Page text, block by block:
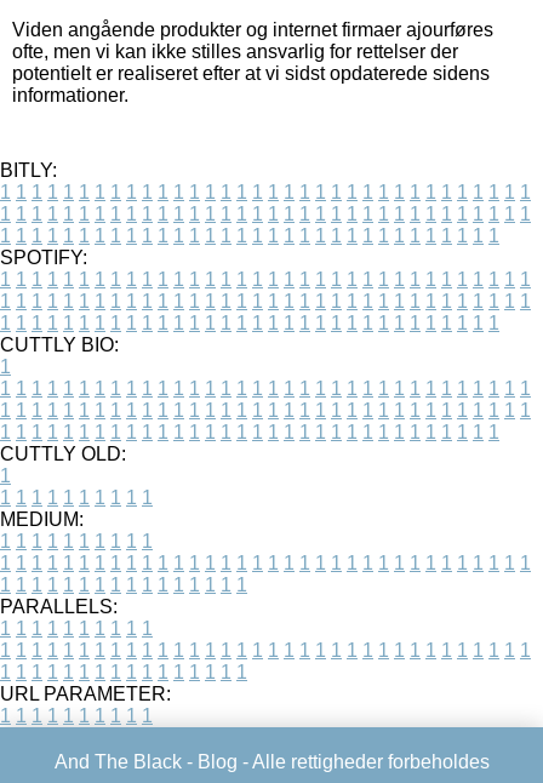
Viden angående produkter og internet firmaer ajourføres
ofte, men vi kan ikke stilles ansvarlig for rettelser der
potentielt er realiseret efter at vi sidst opdaterede sidens
informationer.
BITLY:
1 1 1 1 1 1 1 1 1 1 1 1 1 1 1 1 1 1 1 1 1 1 1 1 1 1 1 1 1 1 1 1 1 1
1 1 1 1 1 1 1 1 1 1 1 1 1 1 1 1 1 1 1 1 1 1 1 1 1 1 1 1 1 1 1 1 1 1
1 1 1 1 1 1 1 1 1 1 1 1 1 1 1 1 1 1 1 1 1 1 1 1 1 1 1 1 1 1 1 1
SPOTIFY:
1 1 1 1 1 1 1 1 1 1 1 1 1 1 1 1 1 1 1 1 1 1 1 1 1 1 1 1 1 1 1 1 1 1
1 1 1 1 1 1 1 1 1 1 1 1 1 1 1 1 1 1 1 1 1 1 1 1 1 1 1 1 1 1 1 1 1 1
1 1 1 1 1 1 1 1 1 1 1 1 1 1 1 1 1 1 1 1 1 1 1 1 1 1 1 1 1 1 1 1
CUTTLY BIO:
1
1 1 1 1 1 1 1 1 1 1 1 1 1 1 1 1 1 1 1 1 1 1 1 1 1 1 1 1 1 1 1 1 1 1
1 1 1 1 1 1 1 1 1 1 1 1 1 1 1 1 1 1 1 1 1 1 1 1 1 1 1 1 1 1 1 1 1 1
1 1 1 1 1 1 1 1 1 1 1 1 1 1 1 1 1 1 1 1 1 1 1 1 1 1 1 1 1 1 1 1
CUTTLY OLD:
1
1 1 1 1 1 1 1 1 1 1
MEDIUM:
1 1 1 1 1 1 1 1 1 1
1 1 1 1 1 1 1 1 1 1 1 1 1 1 1 1 1 1 1 1 1 1 1 1 1 1 1 1 1 1 1 1 1 1
1 1 1 1 1 1 1 1 1 1 1 1 1 1 1 1
PARALLELS:
1 1 1 1 1 1 1 1 1 1
1 1 1 1 1 1 1 1 1 1 1 1 1 1 1 1 1 1 1 1 1 1 1 1 1 1 1 1 1 1 1 1 1 1
1 1 1 1 1 1 1 1 1 1 1 1 1 1 1 1
URL PARAMETER:
1 1 1 1 1 1 1 1 1 1
And The Black - Blog - Alle rettigheder forbeholdes